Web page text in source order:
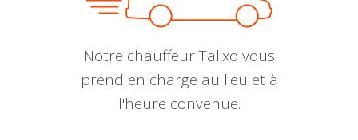
Notre chauffeur Talixo vous
prend en charge au lieu et à
l'heure convenue.